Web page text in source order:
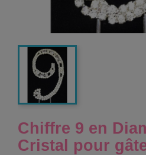
Chiffre 9 en
Cristal pour